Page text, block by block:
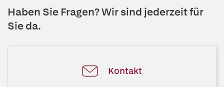
Haben Sie Fragen? Wir sind jederzeit für
Sie da.
Kontakt